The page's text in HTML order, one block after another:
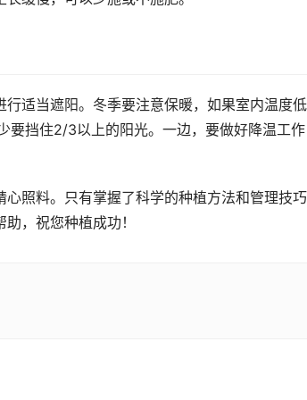
适当遮阳。冬季要注意保暖，如果室内温度
挡住2/3以上的阳光。一边，要做好降温工作
照料。只有掌握了科学的种植方法和管理技巧
，祝您种植成功！